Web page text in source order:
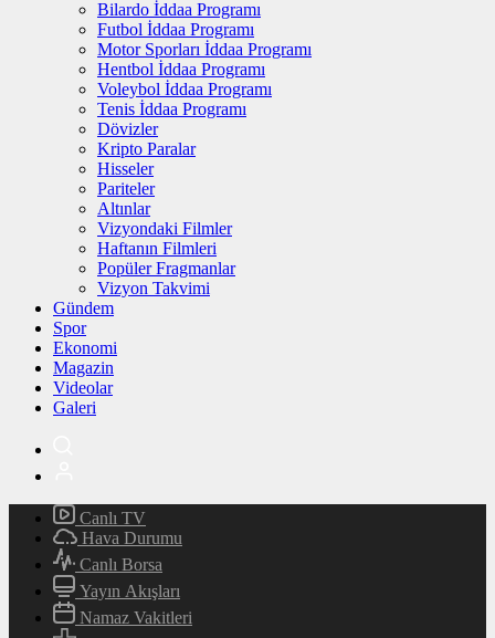
Bilardo İddaa Programı
Futbol İddaa Programı
Motor Sporları İddaa Programı
Hentbol İddaa Programı
Voleybol İddaa Programı
Tenis İddaa Programı
Dövizler
Kripto Paralar
Hisseler
Pariteler
Altınlar
Vizyondaki Filmler
Haftanın Filmleri
Popüler Fragmanlar
Vizyon Takvimi
Gündem
Spor
Ekonomi
Magazin
Videolar
Galeri
Canlı TV
Hava Durumu
Canlı Borsa
Yayın Akışları
Namaz Vakitleri